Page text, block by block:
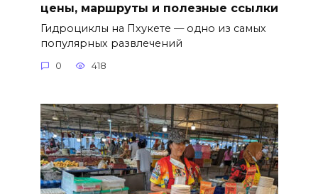
цены, маршруты и полезные ссылки
Гидроциклы на Пхукете — одно из самых
популярных развлечений
0 418